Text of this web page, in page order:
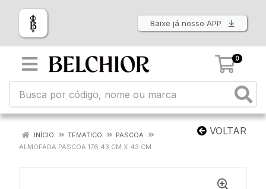
Baixe já nosso APP
0
VOLTAR
INÍCIO TEMATICO
PASCOA
ALMOFADA PASCOA 176 43 CM X 43 CM